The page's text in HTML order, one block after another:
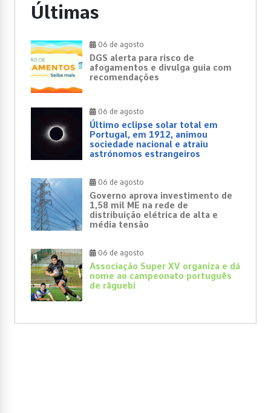
Últimas
06 de agosto
DGS alerta para risco de
afogamentos e divulga guia com
recomendações
06 de agosto
Último eclipse solar total em
Portugal, em 1912, animou
sociedade nacional e atraiu
astrónomos estrangeiros
06 de agosto
Governo aprova investimento de
1,58 mil ME na rede de
distribuição elétrica de alta e
média tensão
06 de agosto
Associação Super XV organiza e dá
nome ao campeonato português
de râguebi